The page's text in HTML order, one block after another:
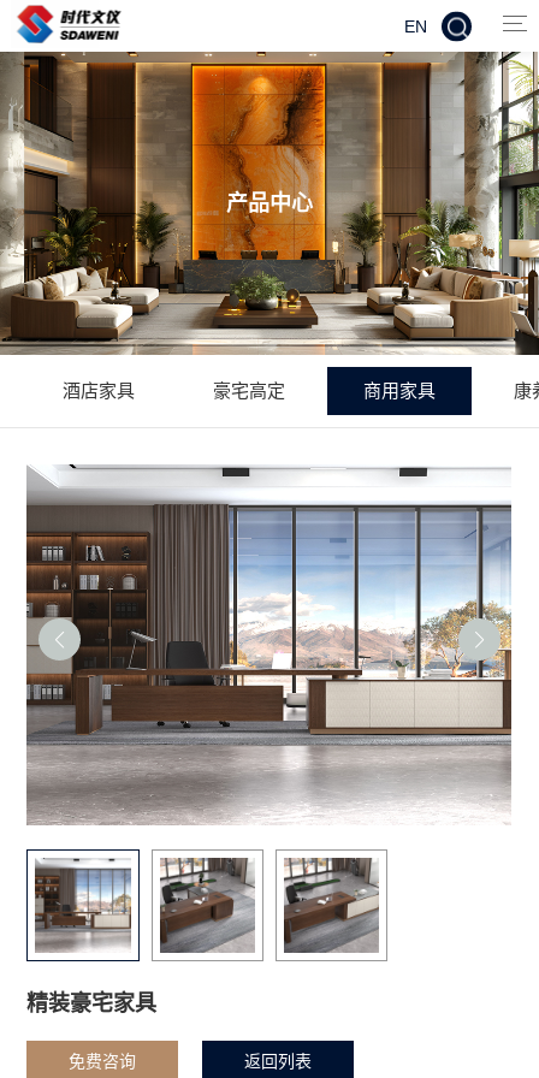
EN
产品中心
酒店家具 豪宅高定 商用家具 康
精装豪宅家具
免费咨询 返回列表